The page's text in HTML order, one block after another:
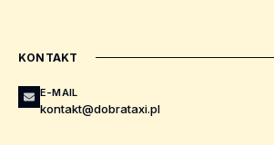
KONTAKT
E-MAIL
kontakt@dobrataxi.pl